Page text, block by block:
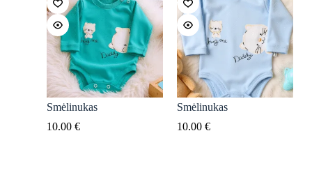
Smėlinukas
10.00 €
Smėlinukas
10.00 €